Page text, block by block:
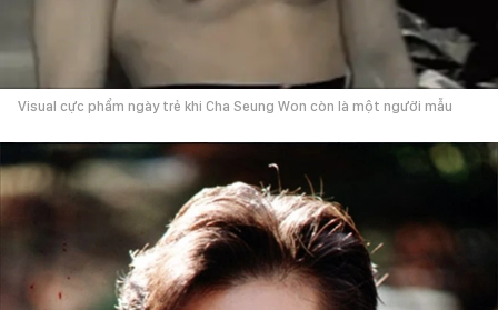
Visual cực phẩm ngày trẻ khi Cha Seung Won còn là một người mẫu